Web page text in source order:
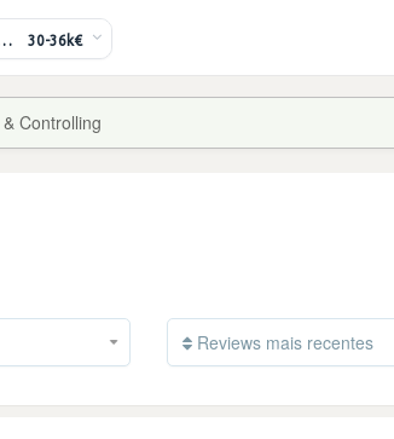
(Híbrido) 30-36k€
Controlling
Reviews mais recentes